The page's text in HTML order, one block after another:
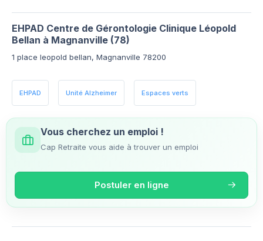
EHPAD Centre de Gérontologie Clinique Léopold
Bellan à Magnanville (78)
1 place leopold bellan, Magnanville 78200
EHPAD Unité Alzheimer Espaces verts
Vous cherchez un emploi !
Cap Retraite vous aide à trouver un emploi
Postuler en ligne